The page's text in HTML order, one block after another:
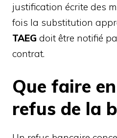
justification écrite des
fois la substitution
TAEG doit être notifié
contrat.
Que faire
refus de la